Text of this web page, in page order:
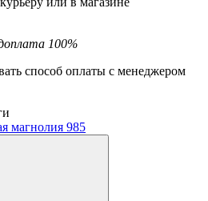
100%
способ оплаты с менеджером